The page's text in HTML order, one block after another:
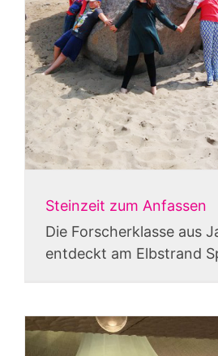
Steinzeit zum Anfassen
Die Forscherklasse aus
entdeckt am Elbstrand